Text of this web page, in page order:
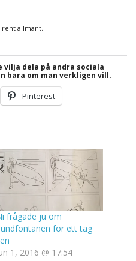
rent allmänt.
vilja dela på andra sociala
bara om man verkligen vill.
Pinterest
frågade ju om
för ett tag
1, 2016 @ 17:54